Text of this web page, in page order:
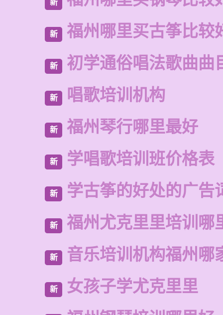
新
新 福州哪里买古筝比较
新 初学通俗唱法歌曲曲
新 唱歌培训机构
新 福州琴行哪里最好
新 学唱歌培训班价格表
新 学古筝的好处的广告
新 福州尤克里里培训哪
新 音乐培训机构福州哪
新 女孩子学尤克里里